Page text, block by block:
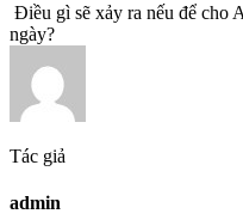
Điều gì sẽ xảy ra nếu để cho
ngày?
Tác giả
admin